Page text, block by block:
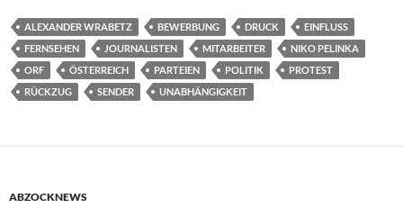
ALEXANDER WRABETZ BEWERBUNG DRUCK
EINFLUSS
FERNSEHEN
JOURNALISTEN MITARBEITER
NIKO PELINKA
ORF
ÖSTERREICH PARTEIEN POLITIK
PROTEST
RÜCKZUG
SENDER UNABHÄNGIGKEIT
ABZOCKNEWS